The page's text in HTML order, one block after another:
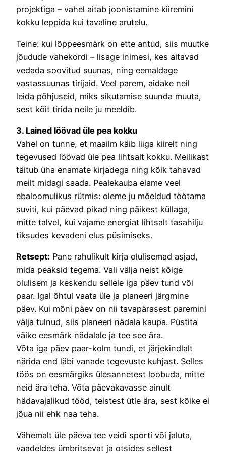
projektiga – vahel aitab joonistamine kiiremini
kokku leppida kui tavaline arutelu.
Teine: kui lõppeesmärk on ette antud, siis muutke
jõudude vahekordi – lisage inimesi, kes aitavad
vedada soovitud suunas, ning eemaldage
vastassuunas tirijaid. Veel parem, aidake neil
leida põhjuseid, miks sikutamise suunda muuta,
sest köit tirida neile ju meeldib.
3. Lained löövad üle pea kokku
Vahel on tunne, et maailm käib liiga kiirelt ning
tegevused löövad üle pea lihtsalt kokku. Meilikast
täitub üha enamate kirjadega ning kõik tahavad
meilt midagi saada. Pealekauba elame veel
ebaloomulikus rütmis: oleme ju mõeldud töötama
suviti, kui päevad pikad ning päikest küllaga,
mitte talvel, kui vajame energiat lihtsalt tasahilju
tiksudes kevadeni elus püsimiseks.
Retsept: Pane rahulikult kirja olulisemad asjad,
mida peaksid tegema. Vali välja neist kõige
olulisem ja keskendu sellele iga päev tund või
paar. Igal õhtul vaata üle ja planeeri järgmine
päev. Kui mõni päev on nii tavapärasest paremini
välja tulnud, siis planeeri nädala kaupa. Püstita
väike eesmärk nädalale ja tee see ära.
Võta iga päev paar-kolm tundi, et järjekindlalt
närida end läbi vanade tegevuste kuhjast. Selles
töös on eesmärgiks ülesannetest loobuda, mitte
neid ära teha. Võta päevakavasse ainult
hädavajalikud tööd, teistest ütle ära, sest kõike ei
jõua nii ehk naa teha.
Vähemalt üle päeva tee veidi sporti või jaluta,
vaadeldes ümbritsevat ja otsides sellest